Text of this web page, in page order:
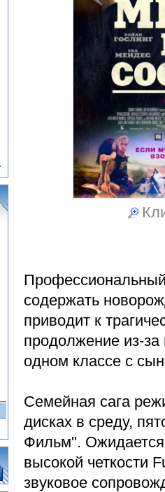
содержать
приводит к
продолжение из-
одном классе с
Семейная сага
дисках в среду,
Фильм".
высокой четкости
звуковое